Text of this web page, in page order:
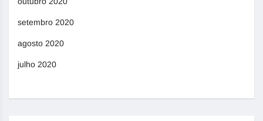
setembro 2020
agosto 2020
julho 2020